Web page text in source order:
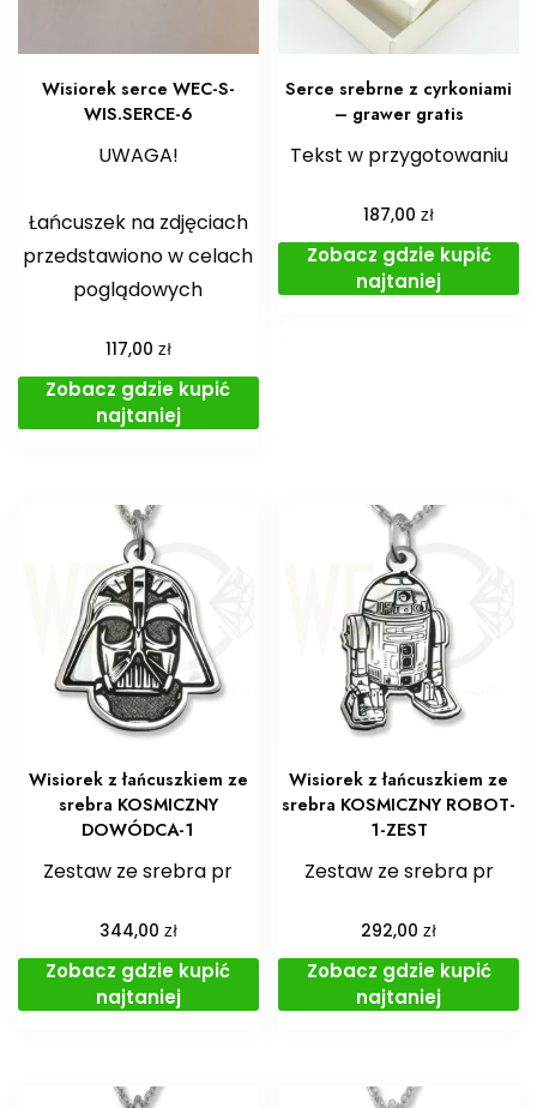
Wisiorek serce WEC-S-
WIS.SERCE-6
UWAGA!
Łańcuszek na zdjęciach
przedstawiono w celach
poglądowych
117,00 zł
Zobacz gdzie kupić
najtaniej
Serce srebrne z cyrkoniami
– grawer gratis
Tekst w przygotowaniu
187,00zł
Zobacz gdzie kupić
najtaniej
Wisiorek z łańcuszkiem ze
srebra KOSMICZNY
DOWÓDCA-1
Zestaw ze srebra pr
344,00 zł
Zobacz gdzie kupić
najtaniej
Wisiorek z łańcuszkiem ze
srebra KOSMICZNY ROBOT-
1-ZEST
Zestaw ze srebra pr
292,00zł
Zobacz gdzie kupić
najtaniej